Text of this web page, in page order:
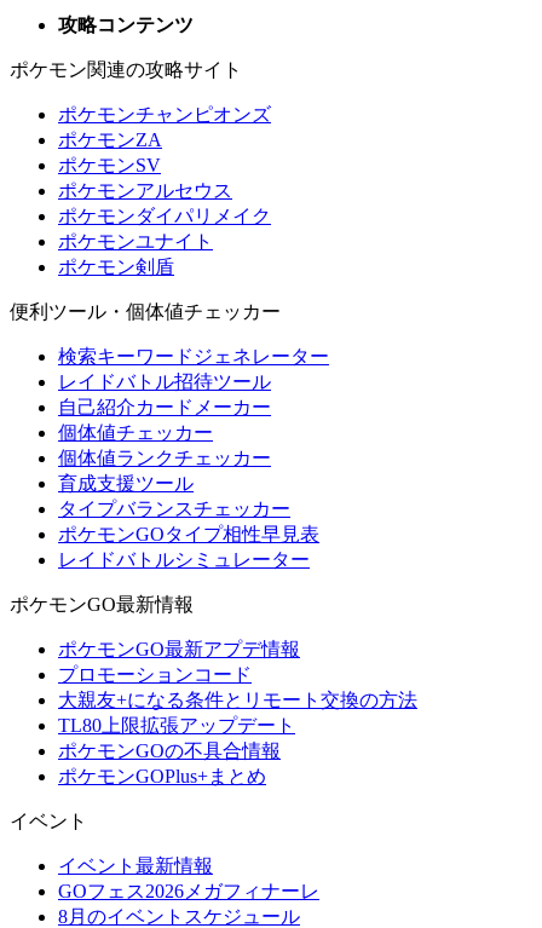
攻略コンテンツ
ポケモン関連の攻略サイト
ポケモンチャンピオンズ
ポケモンZA
ポケモンSV
ポケモンアルセウス
ポケモンダイパリメイク
ポケモンユナイト
ポケモン剣盾
便利ツール・個体値チェッカー
検索キーワードジェネレーター
レイドバトル招待ツール
自己紹介カードメーカー
個体値チェッカー
個体値ランクチェッカー
育成支援ツール
タイプバランスチェッカー
ポケモンGOタイプ相性早見表
レイドバトルシミュレーター
ポケモンGO最新情報
ポケモンGO最新アプデ情報
プロモーションコード
大親友+になる条件とリモート交換の方法
TL80上限拡張アップデート
ポケモンGOの不具合情報
ポケモンGOPlus+まとめ
イベント
イベント最新情報
GOフェス2026メガフィナーレ
8月のイベントスケジュール